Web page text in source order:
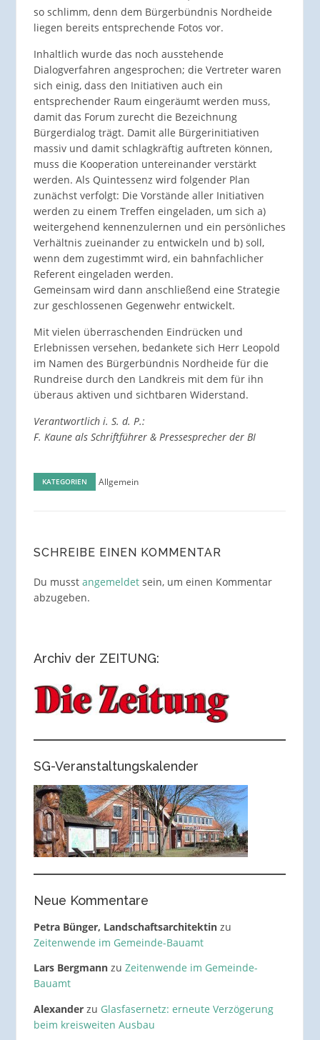
so schlimm, denn dem Bürgerbündnis Nordheide
liegen bereits entsprechende Fotos vor.
Inhaltlich wurde das noch ausstehende
Dialogverfahren angesprochen; die Vertreter waren
sich einig, dass den Initiativen auch ein
entsprechender Raum eingeräumt werden muss,
damit das Forum zurecht die Bezeichnung
Bürgerdialog trägt. Damit alle Bürgerinitiativen
massiv und damit schlagkräftig auftreten können,
muss die Kooperation untereinander verstärkt
werden. Als Quintessenz wird folgender Plan
zunächst verfolgt: Die Vorstände aller Initiativen
werden zu einem Treffen eingeladen, um sich a)
weitergehend kennenzulernen und ein persönliches
Verhältnis zueinander zu entwickeln und b) soll,
wenn dem zugestimmt wird, ein bahnfachlicher
Referent eingeladen werden.
Gemeinsam wird dann anschließend eine Strategie
zur geschlossenen Gegenwehr entwickelt.
Mit vielen überraschenden Eindrücken und
Erlebnissen versehen, bedankete sich Herr Leopold
im Namen des Bürgerbündnis Nordheide für die
Rundreise durch den Landkreis mit dem für ihn
überaus aktiven und sichtbaren Widerstand.
Verantwortlich i. S. d. P.:
F. Kaune als Schriftführer & Pressesprecher der BI
KATEGORIEN Allgemein
SCHREIBE EINEN KOMMENTAR
Du musst angemeldetsein, um einen Kommentar
abzugeben.
Archiv der ZEITUNG:
SG-Veranstaltungskalender
Neue Kommentare
Petra Bünger, Landschaftsarchitektinzu
Zeitenwende im Gemeinde-Bauamt
Lars Bergmannzu Zeitenwende im Gemeinde-
Bauamt
Alexanderzu Glasfasernetz: erneute Verzögerung
beim kreisweiten Ausbau